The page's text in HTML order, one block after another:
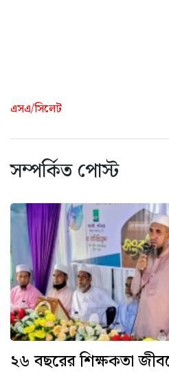
এসএ/সিলেট
সম্পর্কিত পোস্ট
২৬ বছরের শিক্ষকতা